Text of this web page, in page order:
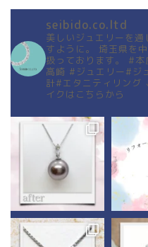
seibido.co.ltd
美しいジュエリーを通
すように。
埼玉県を
扱っております。
#本
高崎 #ジュエリー#ジ
計#エタニティリング
イクはこちらから